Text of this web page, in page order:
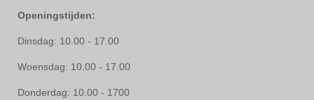
Openingstijden:
Dinsdag: 10.00 - 17.00
Woensdag: 10.00 - 17.00
Donderdag: 10.00 - 1700